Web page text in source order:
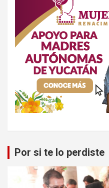
Por si te lo perdiste